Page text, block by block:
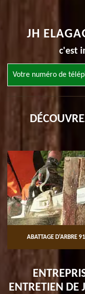
JH
c'est
ABATTAGE D'ARBRE 91
ENTRETIEN DE